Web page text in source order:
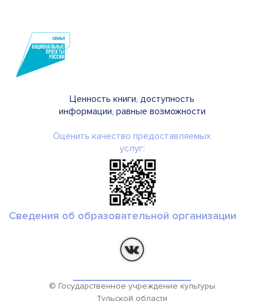
Ценность книги, доступность
информации, равные возможности
Оценить качество предоставляемых
услуг:
Сведения об образовательной организации
© Государственное учреждение культуры
Тульской области